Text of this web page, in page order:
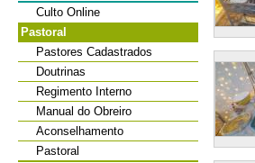
Culto Online
Pastoral
Pastores Cadastrados
Doutrinas
Regimento Interno
Manual do Obreiro
Aconselhamento
Pastoral